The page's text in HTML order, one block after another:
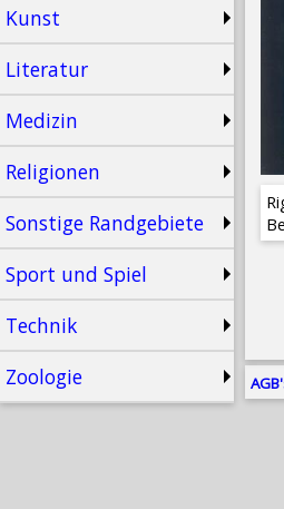
Kunst
Literatur
Medizin
Religionen
Sonstige Randgebiete
Sport und Spiel
Technik
Zoologie